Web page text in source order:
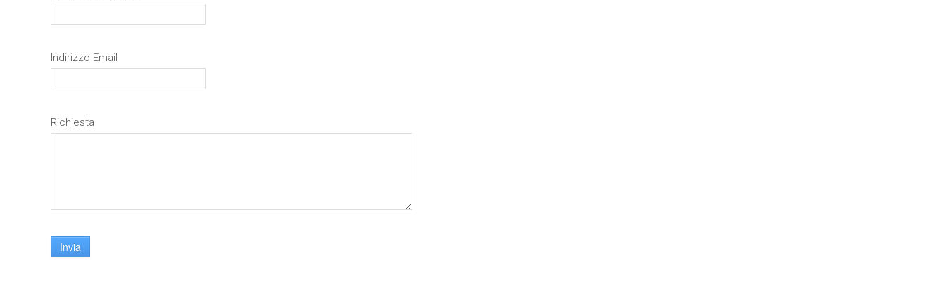
Indirizzo Email
Richiesta
Invia